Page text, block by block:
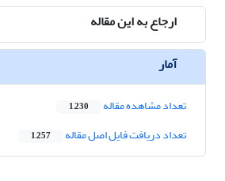
ارجاع به این مقاله
آمار
تعداد مشاهده مقاله 1,230
تعداد دریافت فایل اصل مقاله 1,257